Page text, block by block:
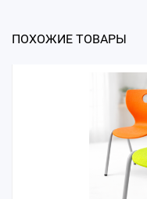
ПОХОЖИЕ ТОВАРЫ